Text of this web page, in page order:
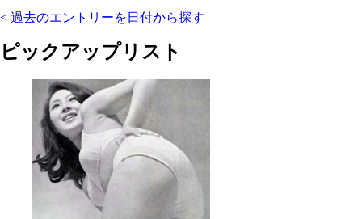
< 過去のエントリーを日付から探す
ピックアップリスト